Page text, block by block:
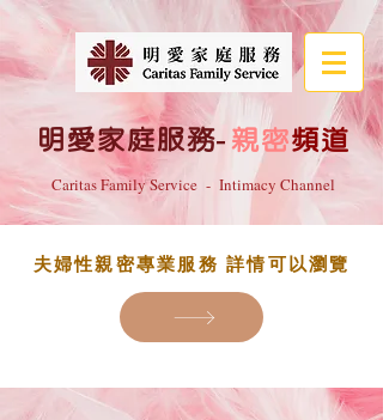
明愛家庭服務- 親密頻道
Caritas Family Service - Intimacy Channel
夫婦性親密專業服務 詳情可以瀏覽